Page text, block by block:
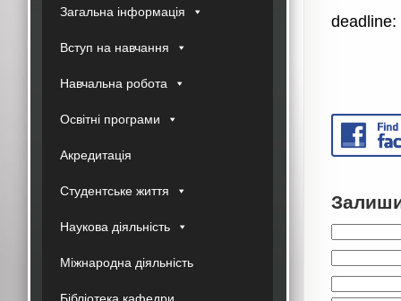
Загальна інформація
Вступ на навчання
Навчальна робота
Освітні програми
Акредитація
Студентське життя
Наукова діяльність
Міжнародна діяльність
deadline: